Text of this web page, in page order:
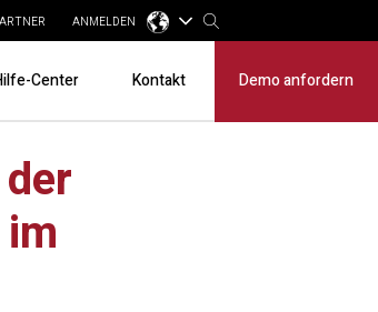
ANMELDEN
Center Kontakt Demo anfordern